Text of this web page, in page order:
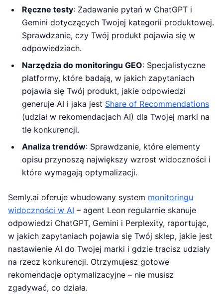
Ręczne testy: Zadawanie pytań w ChatGPT i
Gemini dotyczących Twojej kategorii produktowej.
Sprawdzanie, czy Twój produkt pojawia się w
odpowiedziach.
Narzędzia do monitoringu GEO: Specjalistyczne
platformy, które badają, w jakich zapytaniach
pojawia się Twój produkt, jakie odpowiedzi
generuje AI i jaka jest Share of Recommendations
(udział w rekomendacjach AI) dla Twojej marki na
tle konkurencji.
Analiza trendów: Sprawdzanie, które elementy
opisu przynoszą największy wzrost widoczności i
które wymagają optymalizacji.
Semly.ai oferuje wbudowany system monitoringu
widoczności w AI – agent Leon regularnie skanuje
odpowiedzi ChatGPT, Gemini i Perplexity, raportując,
w jakich zapytaniach pojawia się Twój sklep, jakie jest
nastawienie AI do Twojej marki i gdzie tracisz udziały
na rzecz konkurencji. Otrzymujesz gotowe
rekomendacje optymalizacyjne – nie musisz
zgadywać, co działa.